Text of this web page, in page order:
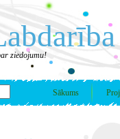
ziedojumu!
Sākums